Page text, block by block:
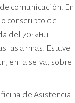
comunicación. En
conscripto del
del 70: «Fui
las armas. Estuve
en la selva, sobre
de Asistencia